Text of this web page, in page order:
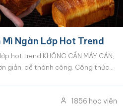
Mì Ngàn Lớp Hot Trend
hot trend KHÔNG CẦN MÁY CÁN,
giản, dễ thành công. Công thức
1856 học viên